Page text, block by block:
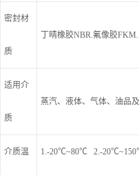
密封材
质
丁晴橡胶NBR.氟像胶
适用介
质
蒸汽、液体、气体、油品
介质温 1.-20℃~80℃ 2.-